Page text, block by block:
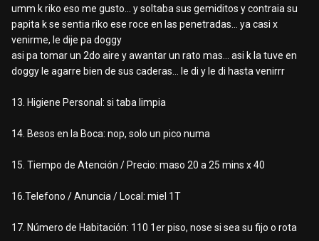
umm k riko eso me gusto... y soltaba sus gemiditos y contraia su
papita k se sentia riko ese roce en las penetradas... ya casi x
venirme, le dije pa doggy
asi pa tomar un 2do aire y awantar un rato mas... asi k la tuve en
doggy le agarre bien de sus caderas... le di y le di hasta venirrr
13. Higiene Personal: si taba limpia
14. Besos en la Boca: nop, solo un pico numa
15. Tiempo de Atención / Precio: maso 20 a 25 mins x 40
16.Telefono / Anuncia / Local: miel 1T
17. Número de Habitación: 110 1er piso, nose si sea su fijo o rota